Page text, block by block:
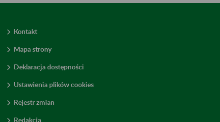
Kontakt
Mapa strony
Deklaracja dostępności
Ustawienia plików cookies
Rejestr zmian
Redakcja